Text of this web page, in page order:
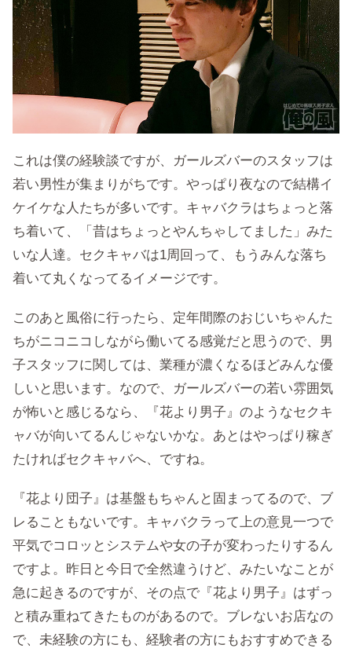
これは僕の経験談ですが、ガールズバーのスタッフは
若い男性が集まりがちです。やっぱり夜なので結構イ
ケイケな人たちが多いです。キャバクラはちょっと落
ち着いて、「昔はちょっとやんちゃしてました」みた
いな人達。セクキャバは1周回って、もうみんな落ち
着いて丸くなってるイメージです。
このあと風俗に行ったら、定年間際のおじいちゃんた
ちがニコニコしながら働いてる感覚だと思うので、男
子スタッフに関しては、業種が濃くなるほどみんな優
しいと思います。なので、ガールズバーの若い雰囲気
が怖いと感じるなら、『花より男子』のようなセクキ
ャバが向いてるんじゃないかな。あとはやっぱり稼ぎ
たければセクキャバへ、ですね。
『花より団子』は基盤もちゃんと固まってるので、ブ
レることもないです。キャバクラって上の意見一つで
平気でコロッとシステムや女の子が変わったりするん
ですよ。昨日と今日で全然違うけど、みたいなことが
急に起きるのですが、その点で『花より男子』はずっ
と積み重ねてきたものがあるので。ブレないお店なの
で、未経験の方にも、経験者の方にもおすすめできる